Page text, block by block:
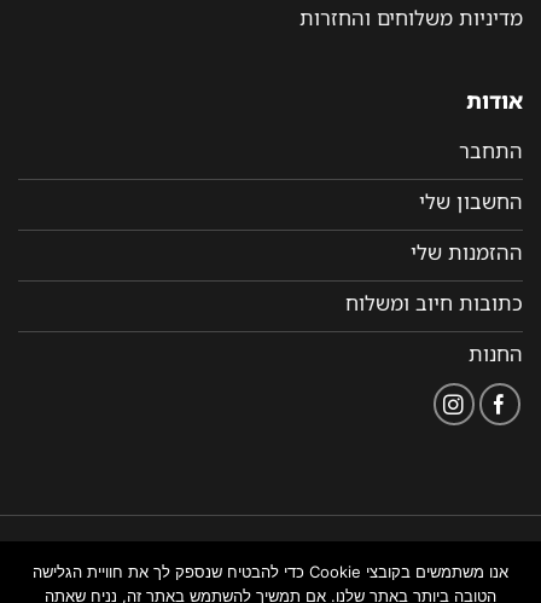
מדיניות משלוחים והחזרות
אודות
התחבר
החשבון שלי
ההזמנות שלי
כתובות חיוב ומשלוח
החנות
נגישות
באתר
ניהול אתרים
אנו משתמשים בקובצי Cookie כדי להבטיח שנספק לך את חוויית הגלישה
הטובה ביותר באתר שלנו. אם תמשיך להשתמש באתר זה, נניח שאתה